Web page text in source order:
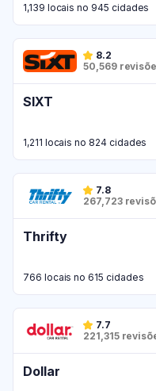
1,139 locais no 945 cidades
8.2
50,569
SIXT
1,211 locais no 824 cidades
7.8
267,723
Thrifty
766 locais no 615 cidades
7.7
221,315
Dollar